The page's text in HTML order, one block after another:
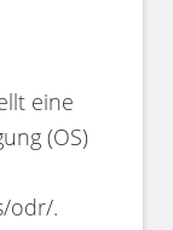
eine
(OS)
odr/.